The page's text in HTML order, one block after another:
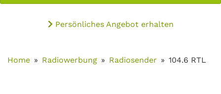
Persönliches Angebot erhalten
Home Radiowerbung Radiosender 104.6 RTL